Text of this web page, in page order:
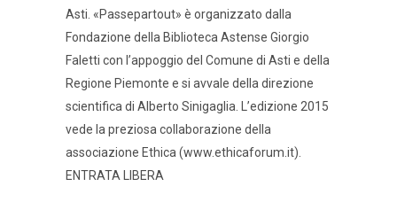
Asti. «Passepartout» è organizzato dalla
Fondazione della Biblioteca Astense Giorgio
Faletti con l’appoggio del Comune di Asti e della
Regione Piemonte e si avvale della direzione
scientifica di Alberto Sinigaglia. L’edizione 2015
vede la preziosa collaborazione della
associazione Ethica (www.ethicaforum.it).
ENTRATA LIBERA